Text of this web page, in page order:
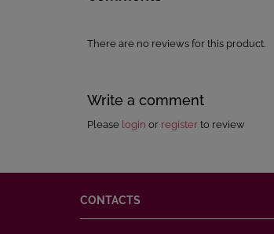
There are no reviews for this product.
Write a comment
Please login or register to review
CONTACTS